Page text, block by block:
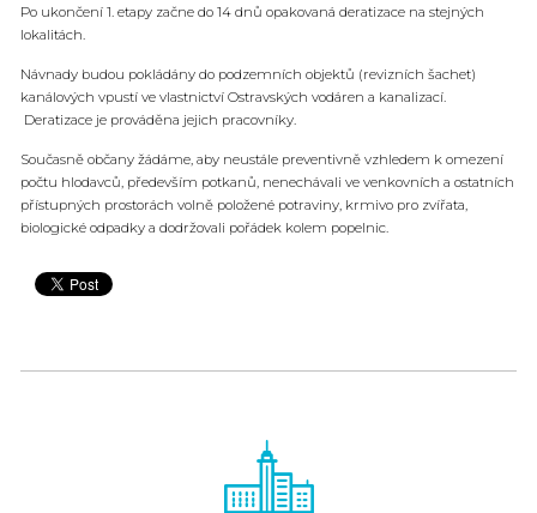
Po ukončení 1. etapy začne do 14 dnů opakovaná deratizace na stejných
lokalitách.
Návnady budou pokládány do podzemních objektů (revizních šachet)
kanálových vpustí ve vlastnictví Ostravských vodáren a kanalizací.
Deratizace je prováděna jejich pracovníky.
Současně občany žádáme, aby neustále preventivně vzhledem k omezení
počtu hlodavců, především potkanů, nenechávali ve venkovních a ostatních
přístupných prostorách volně položené potraviny, krmivo pro zvířata,
biologické odpadky a dodržovali pořádek kolem popelnic.